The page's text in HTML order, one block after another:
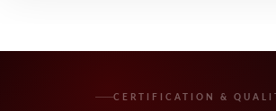
CERTIFICATION &